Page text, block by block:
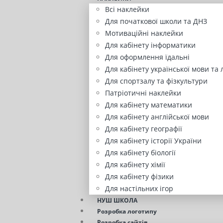
Всі наклейки
Для початкової школи та ДНЗ
Мотиваційні наклейки
Для кабінету інформатики
Для оформлення їдальні
Для кабінету української мови та
Для спортзалу та фізкультури
Патріотичні наклейки
Для кабінету математики
Для кабінету англійської мови
Для кабінету географії
Для кабінету історії України
Для кабінету біології
Для кабінету хімії
Для кабінету фізики
Для настільних ігор
НУШ ШКОЛА
Розробка логотипу